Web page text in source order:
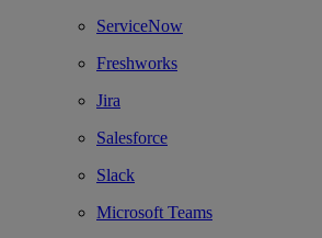
ServiceNow
Freshworks
Jira
Salesforce
Slack
Microsoft Teams